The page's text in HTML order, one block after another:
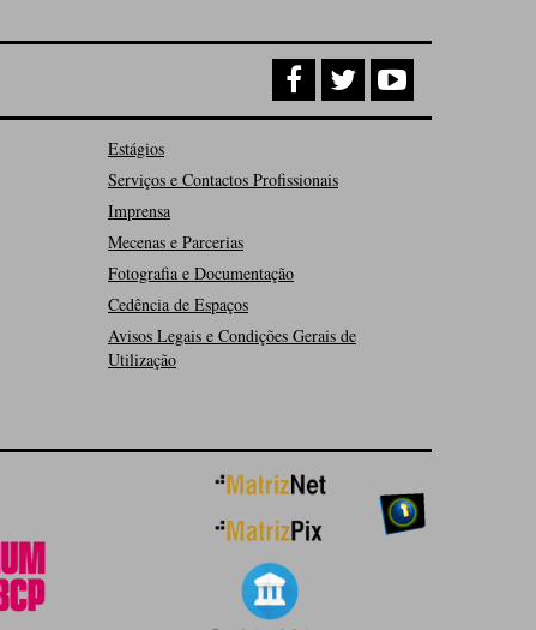
Estágios
Serviços e Contactos Profissionais
Imprensa
Mecenas e Parcerias
Fotografia e Documentação
Cedência de Espaços
Avisos Legais e Condições Gerais de
Utilização